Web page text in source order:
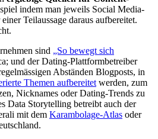
indem man jeweils Social Media-
Teilaussage daraus aufbereitet.
sind „So bewegt sich
und der Dating-Plattformbetreiber
Abständen Blogposts, in
Themen aufbereitet werden, zum
Nicknames oder Dating-Trends zu
Data Storytelling betreibt auch der
mit dem Karambolage-Atlas oder